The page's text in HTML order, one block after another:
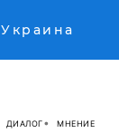
Украина
ДИАЛОГ МНЕНИЕ